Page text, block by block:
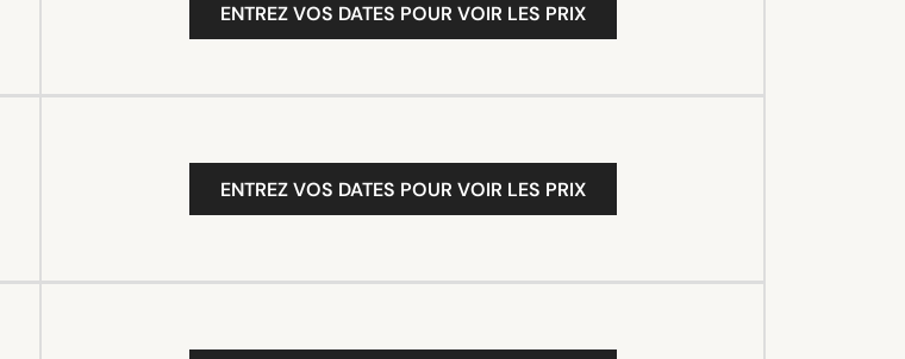
ENTREZ VOS DATES POUR VOIR LES PRIX
ENTREZ VOS DATES POUR VOIR LES PRIX